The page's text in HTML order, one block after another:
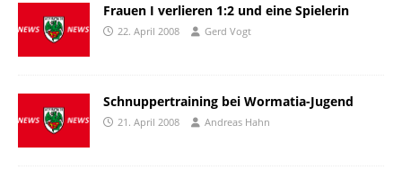
Frauen I verlieren 1:2 und eine Spielerin
22. April 2008 Gerd Vogt
Schnuppertraining bei Wormatia-Jugend
21. April 2008 Andreas Hahn